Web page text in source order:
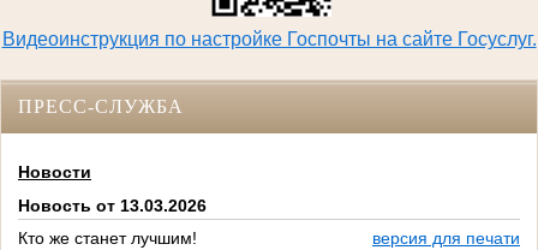
Видеоинструкция по настройке Госпочты на сайте Госуслуг.
ПРЕСС-СЛУЖБА
Новости
Новость от 13.03.2026
Кто же станет лучшим!
версия для печати